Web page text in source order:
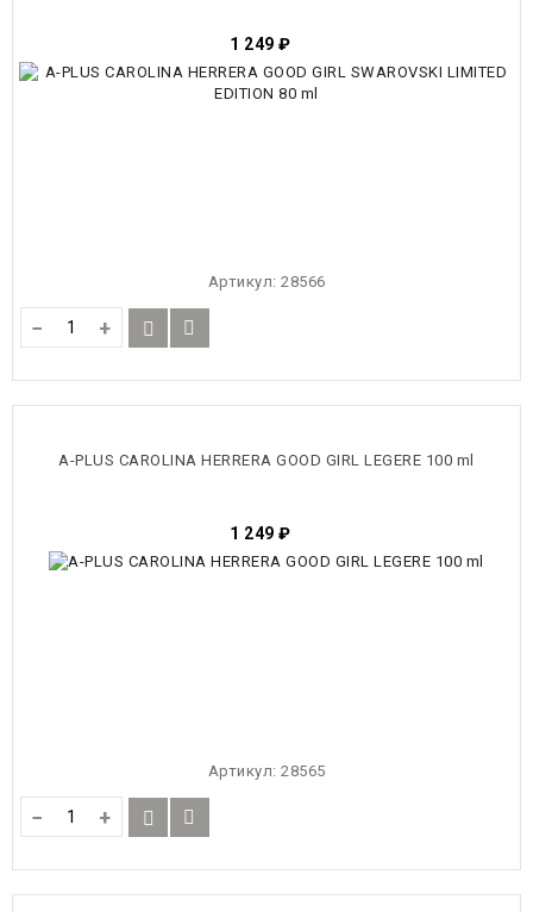
1 249 ₽
Артикул: 28566
− +
A-PLUS CAROLINA HERRERA GOOD GIRL LEGERE 100 ml
1 249 ₽
Артикул: 28565
− +